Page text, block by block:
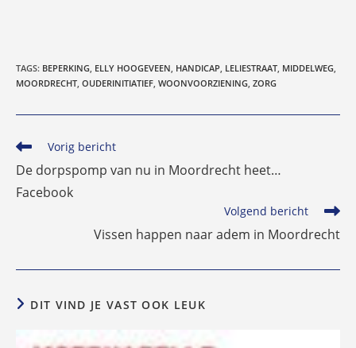
TAGS: BEPERKING ELLY HOOGEVEEN HANDICAP LELIESTRAAT MIDDELWEG
MOORDRECHT OUDERINITIATIEF WOONVOORZIENING ZORG
Lees
meer
artikelen
Vorig bericht
De dorpspomp van nu in Moordrecht heet…
Facebook
Volgend bericht
Vissen happen naar adem in Moordrecht
DIT VIND JE VAST OOK LEUK